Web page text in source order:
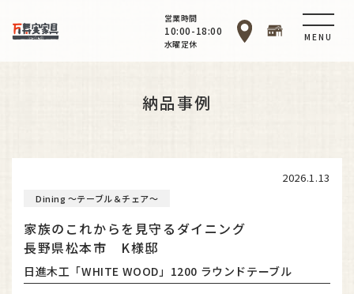
営業時間
10:00-18:00
水曜定休
MENU
納品事例
2026.1.13
Dining ～テーブル＆チェア～
家族のこれからを見守るダイニング
長野県松本市 K様邸
日進木工「WHITE WOOD」1200 ラウンドテーブル